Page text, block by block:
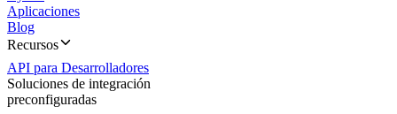
Aplicaciones
Blog
Recursos
API para Desarrolladores
Soluciones de integración
preconfiguradas